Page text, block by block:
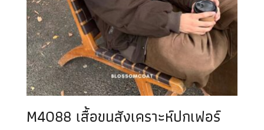
M4088 เสื้อขนสังเคราะห์ปกเฟอร์